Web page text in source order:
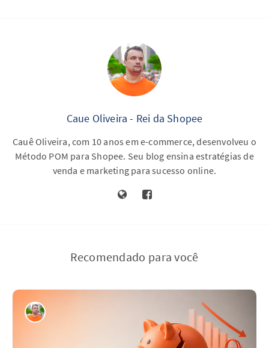
Caue Oliveira - Rei da Shopee
Cauê Oliveira, com 10 anos em e-commerce, desenvolveu o
Método POM para Shopee. Seu blog ensina estratégias de
venda e marketing para sucesso online.
Recomendado para você